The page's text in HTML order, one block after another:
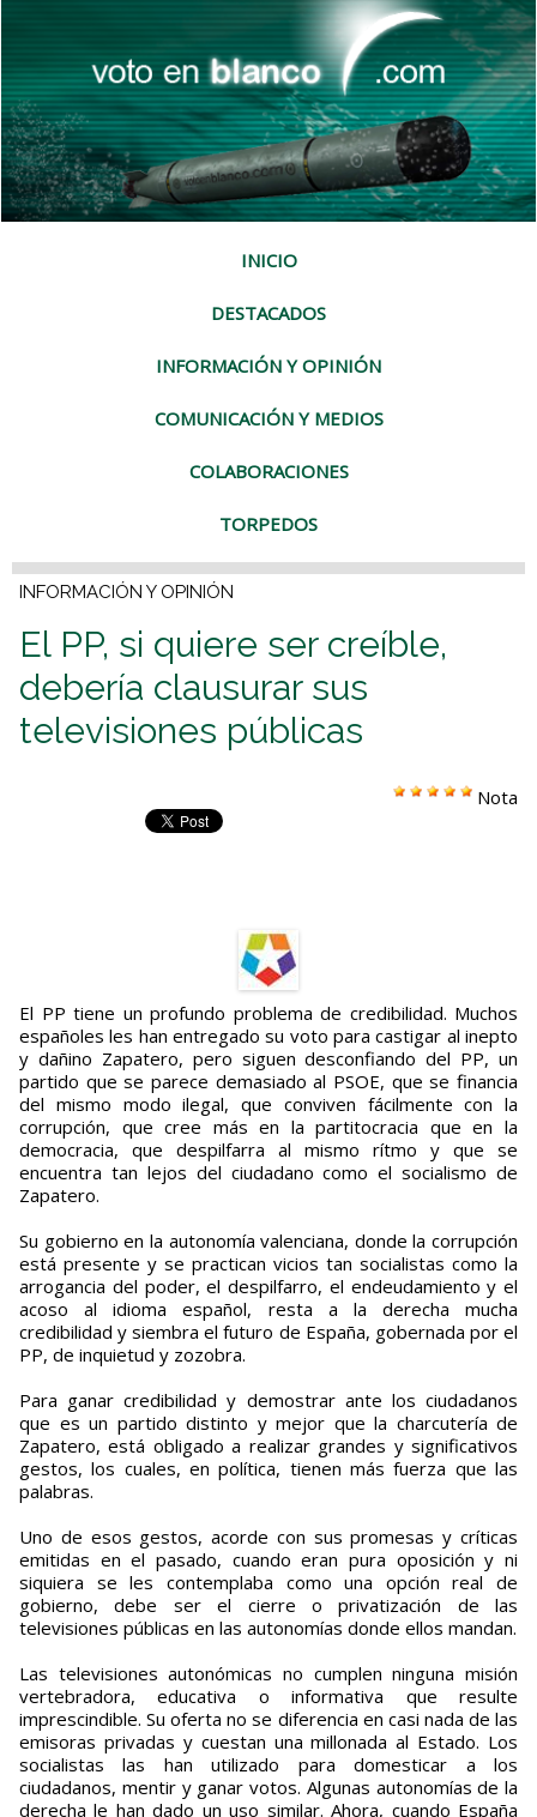
INICIO
DESTACADOS
INFORMACIÓN Y OPINIÓN
COMUNICACIÓN Y MEDIOS
COLABORACIONES
TORPEDOS
INFORMACIÓN Y OPINIÓN
El PP, si quiere ser creíble,
debería clausurar sus
televisiones públicas
Nota
El PP tiene un profundo problema de credibilidad. Muchos
españoles les han entregado su voto para castigar al inepto
y dañino Zapatero, pero siguen desconfiando del PP, un
partido que se parece demasiado al PSOE, que se financia
del mismo modo ilegal, que conviven fácilmente con la
corrupción, que cree más en la partitocracia que en la
democracia, que despilfarra al mismo rítmo y que se
encuentra tan lejos del ciudadano como el socialismo de
Zapatero.
Su gobierno en la autonomía valenciana, donde la corrupción
está presente y se practican vicios tan socialistas como la
arrogancia del poder, el despilfarro, el endeudamiento y el
acoso al idioma español, resta a la derecha mucha
credibilidad y siembra el futuro de España, gobernada por el
PP, de inquietud y zozobra.
Para ganar credibilidad y demostrar ante los ciudadanos
que es un partido distinto y mejor que la charcutería de
Zapatero, está obligado a realizar grandes y significativos
gestos, los cuales, en política, tienen más fuerza que las
palabras.
Uno de esos gestos, acorde con sus promesas y críticas
emitidas en el pasado, cuando eran pura oposición y ni
siquiera se les contemplaba como una opción real de
gobierno, debe ser el cierre o privatización de las
televisiones públicas en las autonomías donde ellos mandan.
Las televisiones autonómicas no cumplen ninguna misión
vertebradora, educativa o informativa que resulte
imprescindible. Su oferta no se diferencia en casi nada de las
emisoras privadas y cuestan una millonada al Estado. Los
socialistas las han utilizado para domesticar a los
ciudadanos, mentir y ganar votos. Algunas autonomías de la
derecha le han dado un uso similar. Ahora, cuando España